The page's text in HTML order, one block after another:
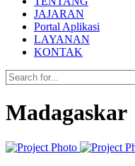
JAJARAN
Portal Aplikasi
LAYANAN
KONTAK
Madagaskar